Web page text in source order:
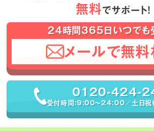
無料でサポート！
24時間365日いつでも
メールで無料
0120-424-
受付時間：9:00〜24:00／土日祝